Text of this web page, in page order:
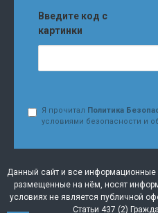
Введите код с
картинки
Я прочитал Политика
условиями безопасности и
Данный сайт и все информационные
размещенные на нём, носят
условиях не является публичной
Статьи 437 (2)